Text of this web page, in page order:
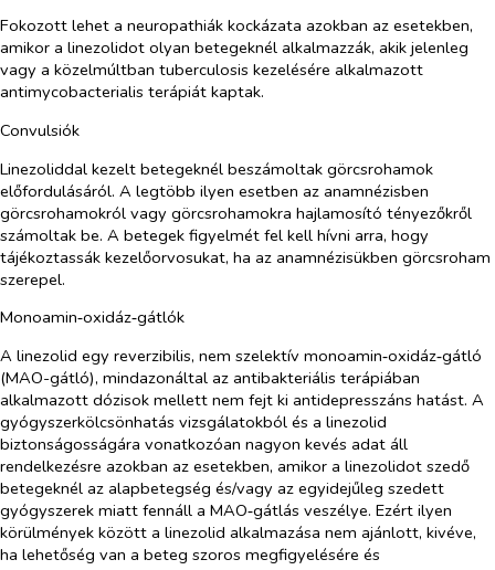
Fokozott lehet a neuropathiák kockázata azokban az esetekben,
amikor a linezolidot olyan betegeknél alkalmazzák, akik jelenleg
vagy a közelmúltban tuberculosis kezelésére alkalmazott
antimycobacterialis terápiát kaptak.
Convulsiók
Linezoliddal kezelt betegeknél beszámoltak görcsrohamok
előfordulásáról. A legtöbb ilyen esetben az anamnézisben
görcsrohamokról vagy görcsrohamokra hajlamosító tényezőkről
számoltak be. A betegek figyelmét fel kell hívni arra, hogy
tájékoztassák kezelőorvosukat, ha az anamnézisükben görcsroham
szerepel.
Monoamin‑oxidáz‑gátlók
A linezolid egy reverzibilis, nem szelektív monoamin‑oxidáz‑gátló
(MAO-gátló), mindazonáltal az antibakteriális terápiában
alkalmazott dózisok mellett nem fejt ki antidepresszáns hatást. A
gyógyszerkölcsönhatás vizsgálatokból és a linezolid
biztonságosságára vonatkozóan nagyon kevés adat áll
rendelkezésre azokban az esetekben, amikor a linezolidot szedő
betegeknél az alapbetegség és/vagy az egyidejűleg szedett
gyógyszerek miatt fennáll a MAO‑gátlás veszélye. Ezért ilyen
körülmények között a linezolid alkalmazása nem ajánlott, kivéve,
ha lehetőség van a beteg szoros megfigyelésére és